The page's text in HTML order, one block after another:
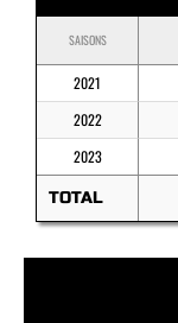
SAISONS
2021
2022
2023
TOTAL